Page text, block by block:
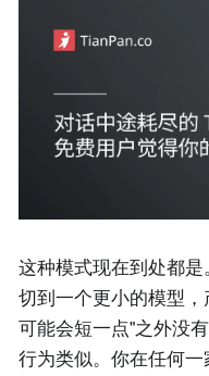
这种模式现在到处都是
切到一个更小的模型
可能会短一点"之外没
行为类似。你在任何